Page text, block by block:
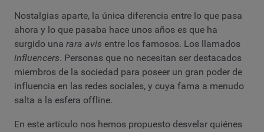
Nostalgias aparte, la única diferencia entre lo que pasa
ahora y lo que pasaba hace unos años es que ha
surgido una rara avis entre los famosos. Los llamados
influencers. Personas que no necesitan ser destacados
miembros de la sociedad para poseer un gran poder de
influencia en las redes sociales, y cuya fama a menudo
salta a la esfera offline.
En este artículo nos hemos propuesto desvelar quiénes